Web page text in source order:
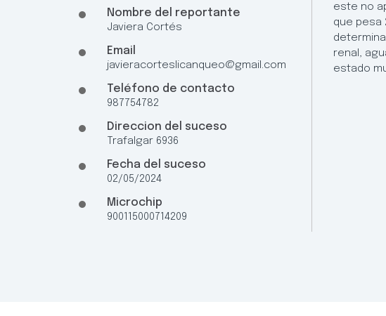
Nombre del reportante
Javiera Cortés
Email
javieracorteslicanqueo@gmail.com
Teléfono de contacto
987754782
Direccion del suceso
Trafalgar 6936
Fecha del suceso
02/05/2024
Microchip
900115000714209
este no
que pesa
renal,
estado